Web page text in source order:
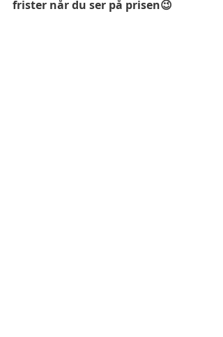
frister når du ser på prisen😉